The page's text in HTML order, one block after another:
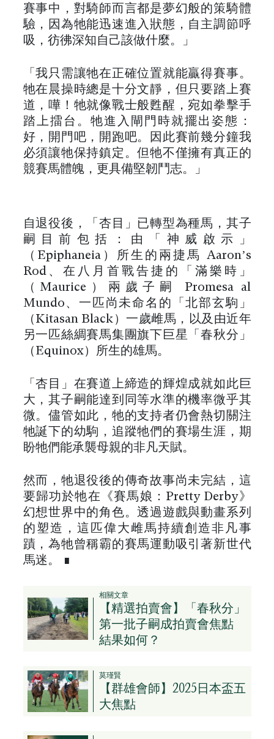
賽事中，對騎師而言都是夢幻般的策騎體
驗，因為牠能迅速進入狀態，自主調節呼
吸，彷彿深知自己該做什麼。」
「我只需讓牠在正確位置就能贏得賽事。
牠在晨操時總是十分文靜，但只要踏上賽
道，嘩！牠就像戰士般甦醒，宛如拳擊手
踏上擂台。牠進入閘門時就擺出姿態：
好，開門吧，開跑吧。因此賽前幾分鐘我
必須讓牠保持鎮定。但牠不僅擁有真正的
競賽馬體魄，更具備堅韌鬥志。」
自退役後，「杏目」已轉型為種馬，其子
嗣目前包括：由「神威啟示」
（Epiphaneia）所生的兩捷馬 Aaron’s
Rod、在八月首戰告捷的「滿樂時」
（Maurice）兩歲子嗣 Promesa al
Mundo、一匹尚未命名的「北部玄駒」
（Kitasan Black）一歲雌馬，以及由近年
另一匹絲綢賽馬集團旗下巨星「春秋分」
（Equinox）所生的雄馬。
「杏目」在賽道上締造的輝煌成就如此巨
大，其子嗣能達到同等水準的機率微乎其
微。儘管如此，牠的支持者仍會熱切關注
牠誕下的幼駒，追蹤牠們的賽場生涯，期
盼牠們能承襲母親的非凡天賦。
然而，牠退役後的傳奇故事尚未完結，這
要歸功於牠在《賽馬娘：Pretty Derby》
幻想世界中的角色。透過遊戲與動畫系列
的塑造，這匹偉大雌馬持續創造非凡事
蹟，為牠曾稱霸的賽馬運動吸引著新世代
馬迷。 ∎
相關文章
【精選拍賣會】「春秋分」
第一批子嗣成拍賣會焦點
結果如何？
莫瑾賢
【群雄會師】2025日本盃五
大焦點